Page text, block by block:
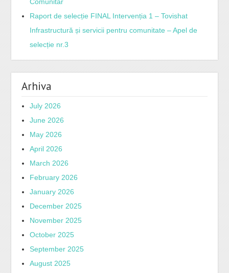
Raport de selecție FINAL Intervenția 1 – Tovishat
Infrastructură și servicii pentru comunitate – Apel de
selecție nr.3
Arhiva
July 2026
June 2026
May 2026
April 2026
March 2026
February 2026
January 2026
December 2025
November 2025
October 2025
September 2025
August 2025